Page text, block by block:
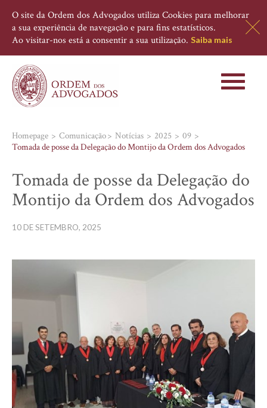
O site da Ordem dos Advogados utiliza Cookies para melhorar
a sua experiência de navegação e para fins estatísticos.
Ao visitar-nos está a consentir a sua utilização. Saiba mais
Toggle
Homepage Comunicação Notícias 2025
09
Tomada de posse da Delegação do Montijo da Ordem dos Advogados
Tomada de posse da Delegação do
Montijo da Ordem dos Advogados
10 DE SETEMBRO, 2025